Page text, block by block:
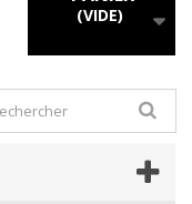
(VIDE)